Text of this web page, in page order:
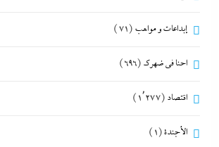
إبداعات و مواهب (71)
احنا في ضهرك (696)
اقتصاد (1٬277)
الأجندة(1)